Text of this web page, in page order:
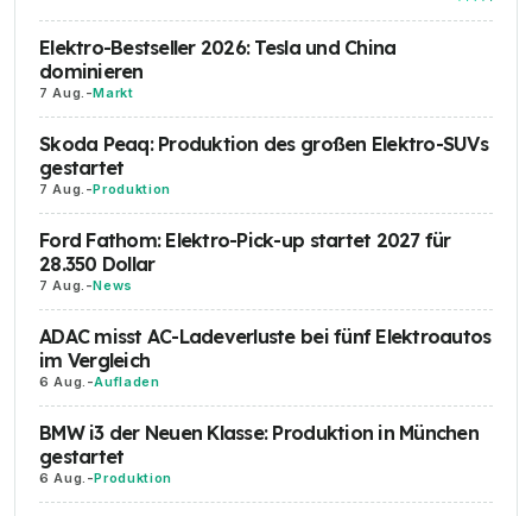
Elektro-Bestseller 2026: Tesla und China
dominieren
7 Aug. -Markt
Skoda Peaq: Produktion des großen Elektro-SUVs
gestartet
7 Aug. -Produktion
Ford Fathom: Elektro-Pick-up startet 2027 für
28.350 Dollar
7 Aug. -News
ADAC misst AC-Ladeverluste bei fünf Elektroautos
im Vergleich
6 Aug. -Aufladen
BMW i3 der Neuen Klasse: Produktion in München
gestartet
6 Aug. -Produktion